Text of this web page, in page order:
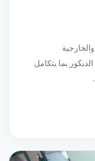
بما يتكامل